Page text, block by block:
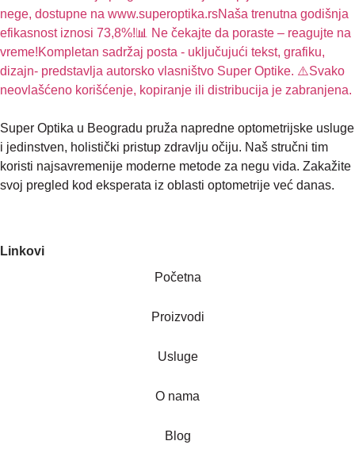
Super Optika u Beogradu pruža napredne optometrijske usluge
i jedinstven, holistički pristup zdravlju očiju. Naš stručni tim
koristi najsavremenije moderne metode za negu vida. Zakažite
svoj pregled kod eksperata iz oblasti optometrije već danas.
Linkovi
Početna
Proizvodi
Usluge
O nama
Blog